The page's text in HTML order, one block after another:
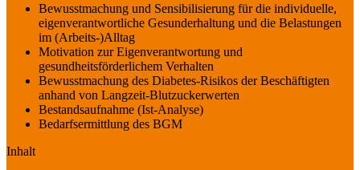
Bewusstmachung und Sensibilisierung für die individuelle,
eigenverantwortliche Gesunderhaltung und die Belastungen
im (Arbeits-)Alltag
Motivation zur Eigenverantwortung und
gesundheitsförderlichem Verhalten
Bewusstmachung des Diabetes-Risikos der Beschäftigten
anhand von Langzeit-Blutzuckerwerten
Bestandsaufnahme (Ist-Analyse)
Bedarfsermittlung des BGM
Inhalt